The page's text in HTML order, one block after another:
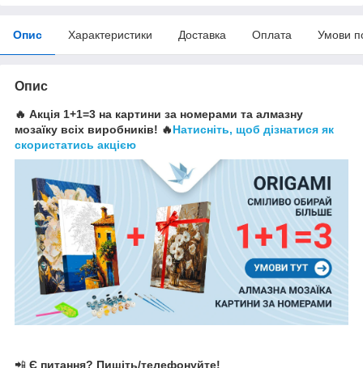
Опис Характеристики Доставка Оплата Умови
Опис
🔥 Акція 1+1=3 на картини за номерами та алмазну
мозаїку всіх виробників! 🔥Натисніть, щоб дізнатися як
скористатись акцією
📲 Є питання? Пишіть/телефонуйте!